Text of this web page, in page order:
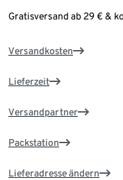
Gratisversand ab 29 € &
Versandkosten
Lieferzeit
Versandpartner
Packstation
Lieferadresse ändern